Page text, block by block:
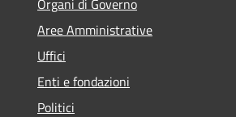
Aree Amministrative
Uffici
Enti e fondazioni
Politici